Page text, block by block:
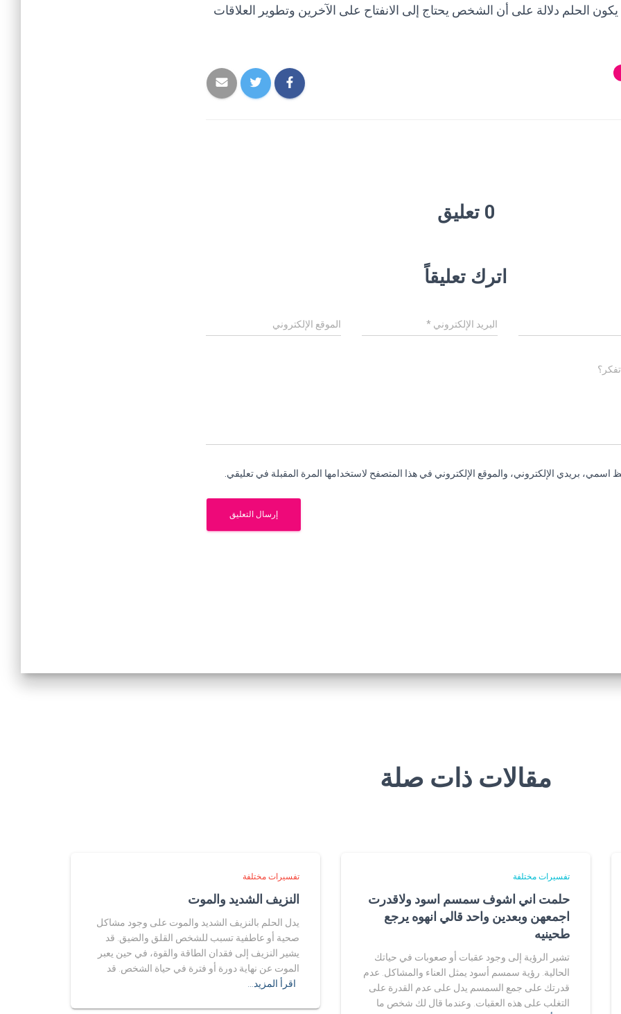
يكون الحلم دلالة على أن الشخص يحتاج إلى الانفتاح على الآخرين وتطوير العلاقات
0 تعليق
اترك تعليقاً
البريد الإلكتروني * الموقع الإلكتروني
اسمي، بريدي الإلكتروني، والموقع الإلكتروني في هذا المتصفح لاستخدامها المرة المقبلة في تعليقي.
مقالات ذات صلة
تفسيرات مختلفة
حلمت اني اشوف سمسم اسود ولاقدرت
اجمعهن وبعدين واحد قالي انهوه يرجع
طحينيه
تشير الرؤية إلى وجود عقبات أو صعوبات في حياتك
الحالية. رؤية سمسم أسود يمثل العناء والمشاكل. عدم
قدرتك على جمع السمسم يدل على عدم القدرة على
التغلب على هذه العقبات. وعندما قال لك شخص ما
تفسيرات مختلفة
النزيف الشديد والموت
يدل الحلم بالنزيف الشديد والموت على وجود مشاكل
صحية أو عاطفية تسبب للشخص القلق والضيق. قد
يشير النزيف إلى فقدان الطاقة والقوة، في حين يعبر
الموت عن نهاية دورة أو فترة في حياة الشخص. قد
اقرأ المزيد…